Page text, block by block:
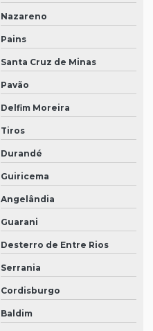
Nazareno
Pains
Santa Cruz de Minas
Pavão
Delfim Moreira
Tiros
Durandé
Guiricema
Angelândia
Guarani
Desterro de Entre Rios
Serrania
Cordisburgo
Baldim